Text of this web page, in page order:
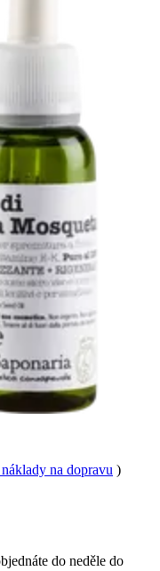
na dopravu )
do neděle do